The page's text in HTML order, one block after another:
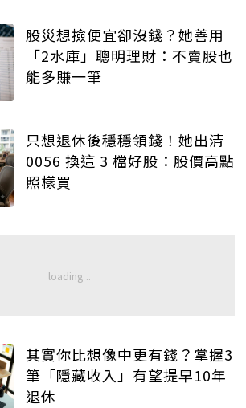
股災想撿便宜卻沒錢？她善用
「2水庫」聰明理財：不賣股也
能多賺一筆
只想退休後穩穩領錢！她出清
0056 換這 3 檔好股：股價高點
照樣買
其實你比想像中更有錢？掌握3
筆「隱藏收入」有望提早10年
退休